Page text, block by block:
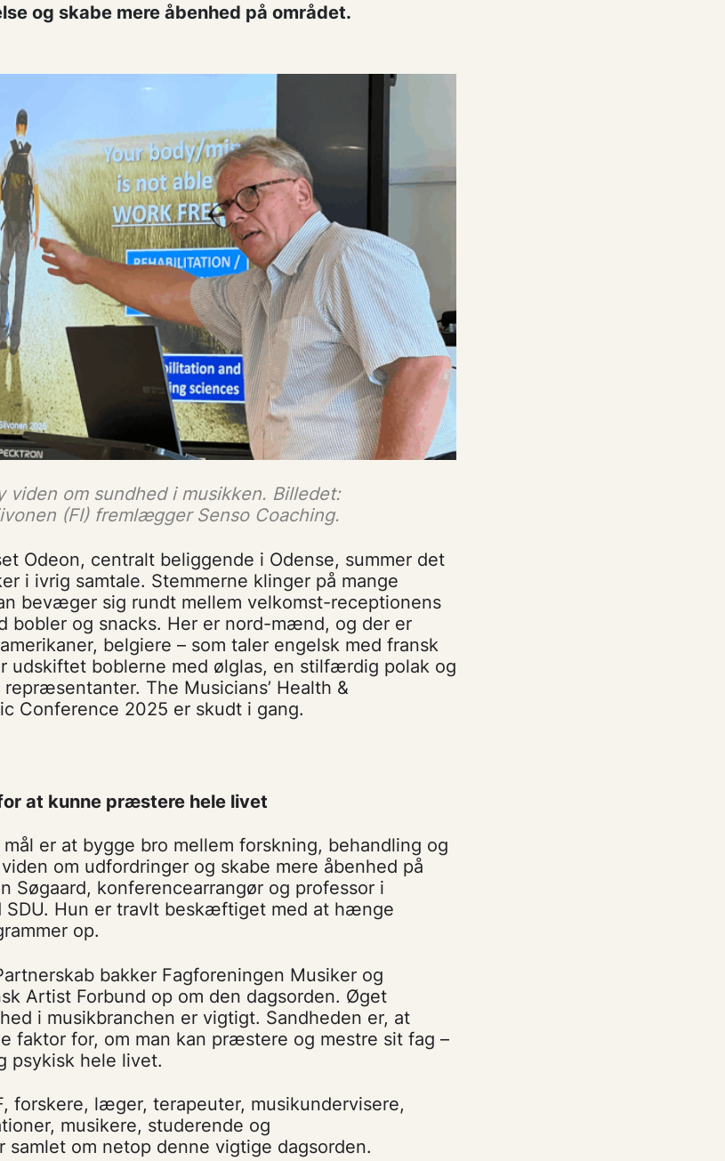
og skabe mere åbenhed på området.
viden om sundhed i musikken. Billedet:
(FI) fremlægger Senso Coaching.
Odeon, centralt beliggende i Odense, summer det
i ivrig samtale. Stemmerne klinger på mange
bevæger sig rundt mellem velkomst-receptionens
bobler og snacks. Her er nord-mænd, og der er
belgiere – som taler engelsk med fransk
udskiftet boblerne med ølglas, en stilfærdig polak og
The Musicians’ Health &
Conference 2025 er skudt i gang.
at kunne præstere hele livet
er at bygge bro mellem forskning, behandling og
om udfordringer og skabe mere åbenhed på
Søgaard, konferencearrangør og professor i
SDU. Hun er travlt beskæftiget med at hænge
op.
bakker Fagforeningen Musiker og
Artist Forbund op om den dagsorden. Øget
i musikbranchen er vigtigt. Sandheden er, at
faktor for, om man kan præstere og mestre sit fag –
psykisk hele livet.
forskere, læger, terapeuter, musikundervisere,
musikere, studerende og
samlet om netop denne vigtige dagsorden.